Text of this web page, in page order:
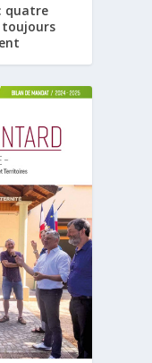
quatre
toujours